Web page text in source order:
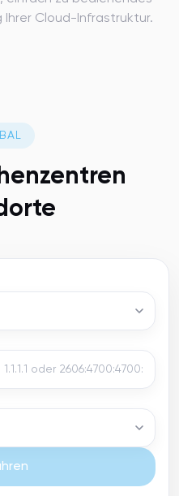
Ihrer Cloud-Infrastruktur.